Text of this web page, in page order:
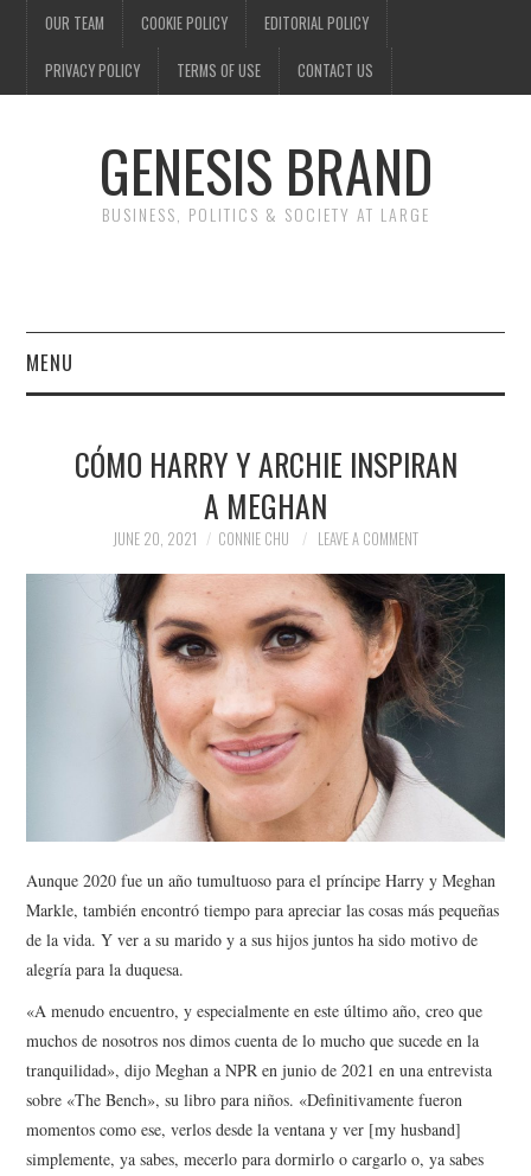
OUR TEAM COOKIE POLICY EDITORIAL POLICY
PRIVACY POLICY TERMS OF USE CONTACT US
GENESIS BRAND
BUSINESS, POLITICS & SOCIETY AT LARGE
MENU
FINANCE
POLITICS
SOCIETY
TECHNOLOGY
CÓMO HARRY Y ARCHIE INSPIRAN
A MEGHAN
JUNE 20, 2021 CONNIE CHU LEAVE A COMMENT
Aunque 2020 fue un año tumultuoso para el príncipe Harry y Meghan
Markle, también encontró tiempo para apreciar las cosas más pequeñas
de la vida. Y ver a su marido y a sus hijos juntos ha sido motivo de
alegría para la duquesa.
«A menudo encuentro, y especialmente en este último año, creo que
muchos de nosotros nos dimos cuenta de lo mucho que sucede en la
tranquilidad», dijo Meghan a NPR en junio de 2021 en una entrevista
sobre «The Bench», su libro para niños. «Definitivamente fueron
momentos como ese, verlos desde la ventana y ver [my husband]
simplemente, ya sabes, mecerlo para dormirlo o cargarlo o, ya sabes